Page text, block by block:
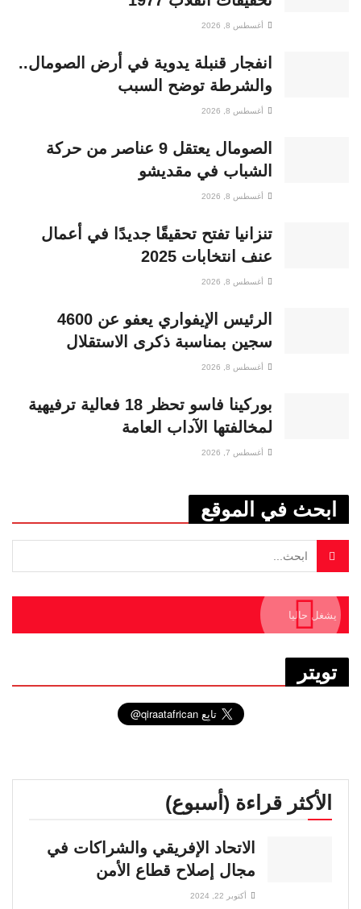
أغسطس 8, 2026
انفجار قنبلة يدوية في أرض الصومال..
والشرطة توضح السبب
أغسطس 8, 2026
الصومال يعتقل 9 عناصر من حركة
الشباب في مقديشو
أغسطس 8, 2026
تنزانيا تفتح تحقيقًا جديدًا في أعمال
عنف انتخابات 2025
أغسطس 8, 2026
الرئيس الإيفواري يعفو عن 4600
سجين بمناسبة ذكرى الاستقلال
أغسطس 8, 2026
بوركينا فاسو تحظر 18 فعالية ترفيهية
لمخالفتها الآداب العامة
أغسطس 7, 2026
ابحث في الموقع
يشغل حاليا
تويتر
الأكثر قراءة (أسبوع)
الاتحاد الإفريقي والشراكات في
مجال إصلاح قطاع الأمن
أكتوبر 22, 2024